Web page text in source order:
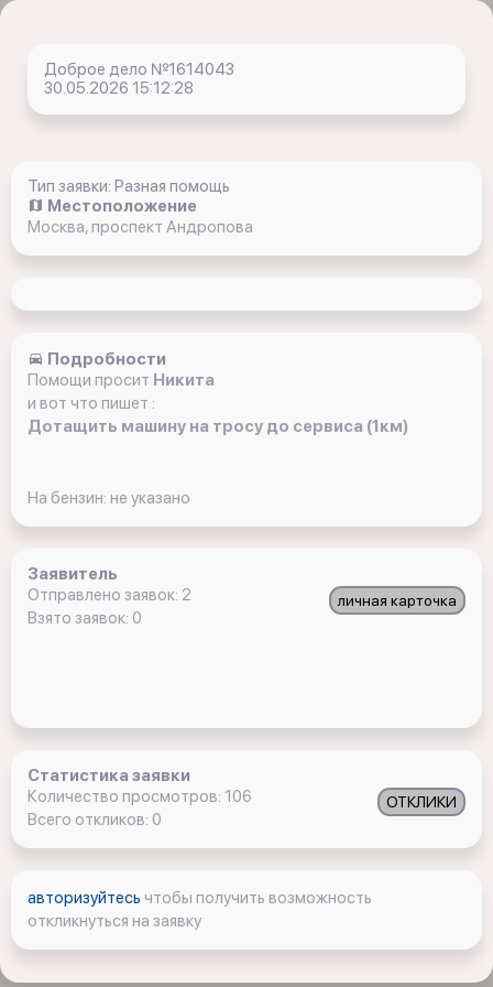
Доброе дело №1614043
30.05.2026 15:12:28
Тип заявки: Разная помощь
Местоположение
Москва, проспект Андропова
Подробности
Помощи просит Никита
и вот что пишет :
Дотащить машину на тросу до сервиса (1км)
На бензин: не указано
Заявитель
личная карточка
Отправлено заявок: 2
Взято заявок: 0
Статистика заявки
ОТКЛИКИ
Количество просмотров: 106
Всего откликов: 0
авторизуйтесь чтобы получить возможность
откликнуться на заявку